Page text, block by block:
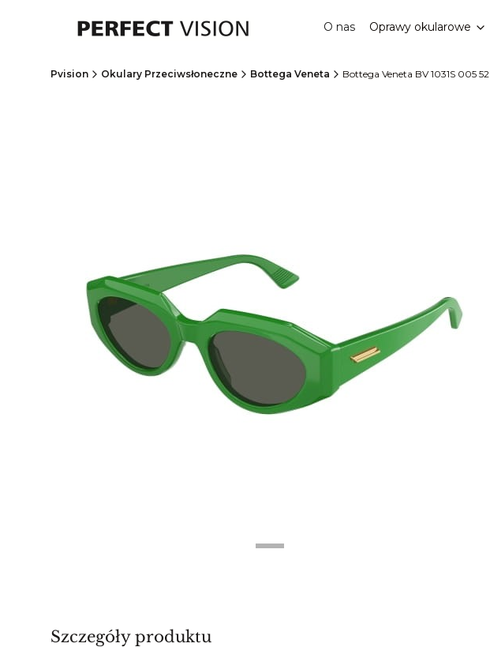
O nas Oprawy okularowe
Pvision Okulary Przeciwsłoneczne Bottega Veneta Bottega Veneta BV 1031S 005 52
Szczegóły produktu